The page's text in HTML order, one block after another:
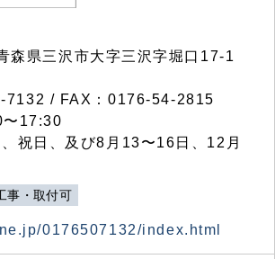
県三沢市大字三沢字堀口17-1
7132 / FAX：0176-54-2815
〜17:30
祝日、及び8月13〜16日、12月
事・取付可
0176507132/index.html